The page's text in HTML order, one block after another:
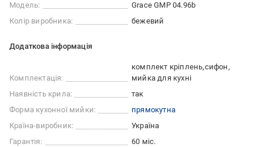
Модель:
Grace GMP 04.96b
Колір виробника:
бежевий
Додаткова інформація
Комплектація:
комплект кріплень сифон
мийка для кухні
Наявність крила:
так
Форма кухонної мийки:
прямокутна
Країна-виробник:
Україна
Гарантія:
60 міс.